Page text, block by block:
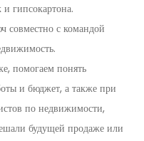
гипсокартона.
совместно с командой
помогаем понять
и бюджет, а также при
по недвижимости,
будущей продаже или